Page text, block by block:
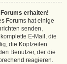
erhalten!
Forums hat einige
senden,
E-Mail, die
die Kopfzeilen
Benutzer, der die
reagieren.